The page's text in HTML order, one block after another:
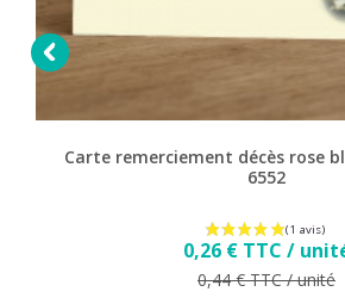

Carte remerciement décès rose
6552
Prix
0,26 € TTC /
Prix de base
0,44 € TTC / unité